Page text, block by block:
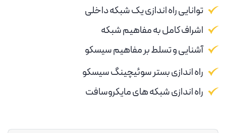
توانایی راه اندازی یک شبکه داخلی
اشراف کامل به مفاهیم شبکه
آشنایی و تسلط بر مفاهیم سیسکو
راه اندازی بستر سوئیچینگ سیسکو
راه اندازی شبکه های مایکروسافت